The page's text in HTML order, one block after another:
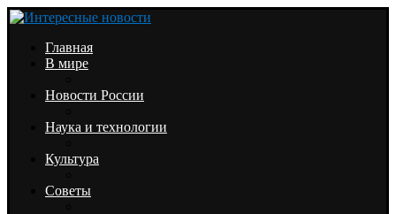
Главная
В мире
Новости России
Наука и технологии
Культура
Советы